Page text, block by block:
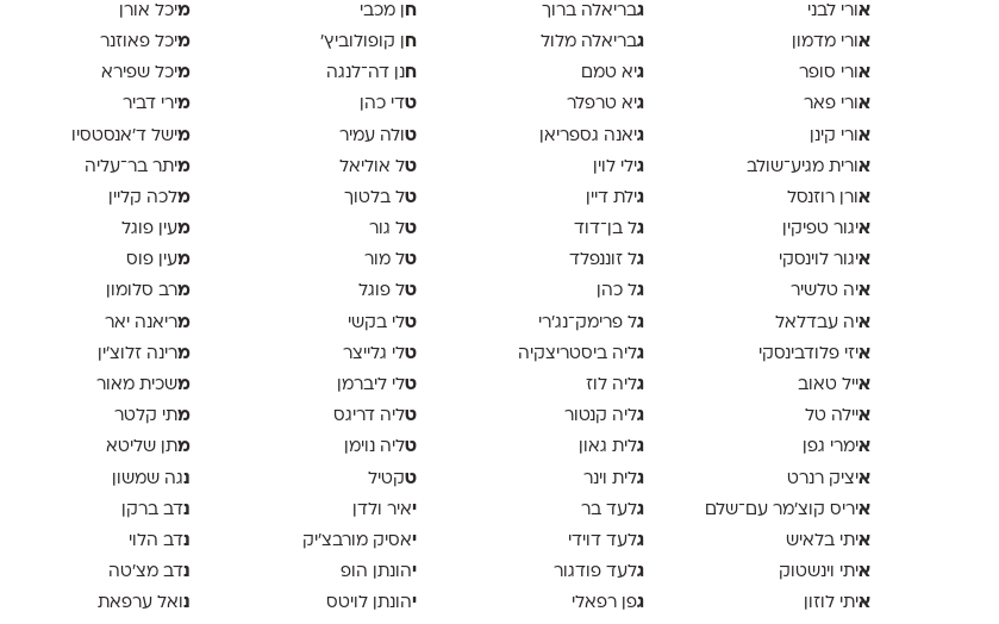
אורי לבני
אורי מדמון
אורי סופר
אורי פאר
אורי קינן
אורית מגיע־שולב
אורן רוזנסל
איגור טפיקין
איגור לוינסקי
איה טלשיר
איה עבדלאל
איזי פלודבינסקי
אייל טאוב
איילה טל
אימרי גפן
איציק רנרט
איריס קוצ׳מר עם־שלם
איתי בלאיש
איתי וינשטוק
איתי לוזון
גבריאלה ברוך
גבריאלה מלול
גיא טמם
גיא טרפלר
גיאנה גספריאן
גילי לוין
גילת דיין
גל בן־דוד
גל זוננפלד
גל כהן
גל פרימק־נג׳רי
גליה ביסטריצקיה
גליה לוז
גליה קנטור
גלית גאון
גלית וינר
גלעד בר
גלעד דוידי
גלעד פודגור
גפן רפאלי
ח ן מכבי
ח ן קופולוביץ'
חנן דה־לנגה
טדי כהן
טולה עמיר
טל אוליאל
טל בלטוך
טל גור
טל מור
טל פוגל
טלי בקשי
טלי גלייצר
טלי ליברמן
טליה דריגס
טליה נוימן
טקטיל
יאיר ולדן
יאסיק מורבצ'יק
יהונתן הופ
יהונתן לויטס
מיכל אורן
מיכל פאוזנר
מיכל שפירא
מירי דביר
מישל ד׳אנסטסיו
מיתר בר־עליה
מלכה קליין
מעין פוגל
מעין פוס
מרב סלומון
מריאנה יאר
מרינה זלוצ׳ין
משכית מאור
מתי קלטר
מתן שליטא
נגה שמשון
נדב ברקן
נדב הלוי
נדב מצ׳טה
נ ואל ערפאת